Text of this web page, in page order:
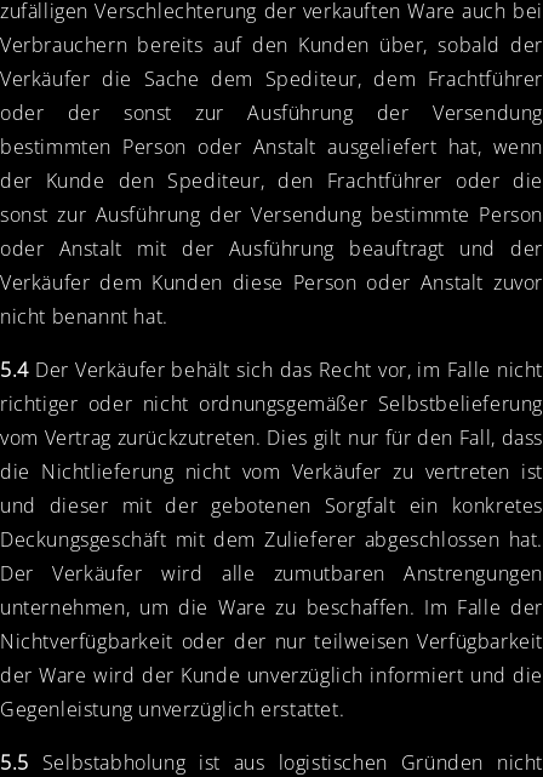
zufälligen Verschlechterung der verkauften Ware auch bei
Verbrauchern bereits auf den Kunden über, sobald der
Verkäufer die Sache dem Spediteur, dem Frachtführer
oder der sonst zur Ausführung der Versendung
bestimmten Person oder Anstalt ausgeliefert hat, wenn
der Kunde den Spediteur, den Frachtführer oder die
sonst zur Ausführung der Versendung bestimmte Person
oder Anstalt mit der Ausführung beauftragt und der
Verkäufer dem Kunden diese Person oder Anstalt zuvor
nicht benannt hat.
5.4Der Verkäufer behält sich das Recht vor, im Falle nicht
richtiger oder nicht ordnungsgemäßer Selbstbelieferung
vom Vertrag zurückzutreten. Dies gilt nur für den Fall, dass
die Nichtlieferung nicht vom Verkäufer zu vertreten ist
und dieser mit der gebotenen Sorgfalt ein konkretes
Deckungsgeschäft mit dem Zulieferer abgeschlossen hat.
Der Verkäufer wird alle zumutbaren Anstrengungen
unternehmen, um die Ware zu beschaffen. Im Falle der
Nichtverfügbarkeit oder der nur teilweisen Verfügbarkeit
der Ware wird der Kunde unverzüglich informiert und die
Gegenleistung unverzüglich erstattet.
5.5 Selbstabholung ist aus logistischen Gründen nicht